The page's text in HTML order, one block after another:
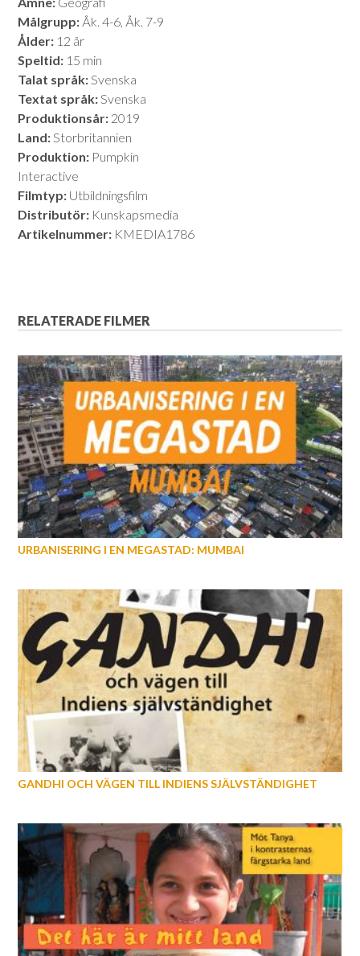
Målgrupp: Åk. 4-6, Åk. 7-9
Ålder: 12 år
Speltid: 15 min
Talat språk:Svenska
Textat språk:Svenska
Produktionsår: 2019
Land:Storbritannien
Produktion: Pumpkin
Interactive
Filmtyp: Utbildningsfilm
Distributör: Kunskapsmedia
Artikelnummer: KMEDIA1786
RELATERADE FILMER
URBANISERING I EN MEGASTAD: MUMBAI
GANDHI OCH VÄGEN TILL INDIENS SJÄLVSTÄNDIGHET